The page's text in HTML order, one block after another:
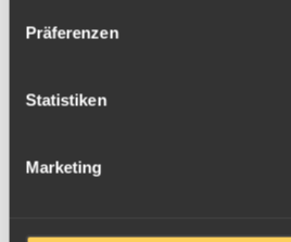
Präferenzen
Statistiken
Marketing